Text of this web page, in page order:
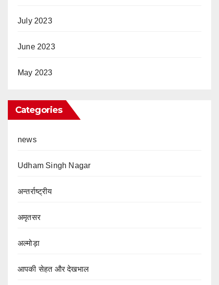
July 2023
June 2023
May 2023
Categories
news
Udham Singh Nagar
अन्तर्राष्ट्रीय
अमृतसर
अल्मोड़ा
आपकी सेहत और देखभाल